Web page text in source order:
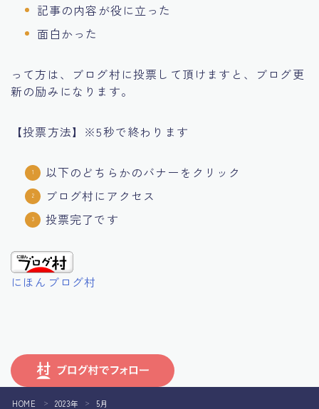
Follow Me
記事の内容が役に立った
面白かった
って方は、ブログ村に投票して頂けますと、ブログ更
新の励みになります。
【投票方法】※5秒で終わります
以下のどちらかのバナーをクリック
ブログ村にアクセス
投票完了です
にほんブログ村
HOME ＞ 2023年 ＞ 5月